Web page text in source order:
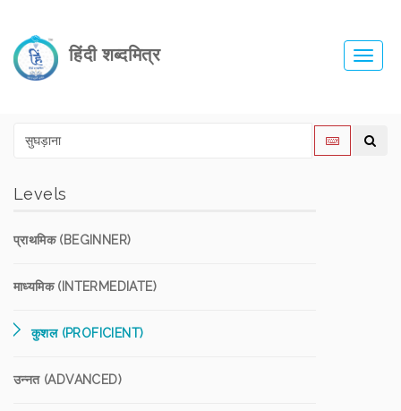
हिंदी शब्दमित्र
Levels
प्राथमिक (BEGINNER)
माध्यमिक (INTERMEDIATE)
कुशल (PROFICIENT)
उन्नत (ADVANCED)